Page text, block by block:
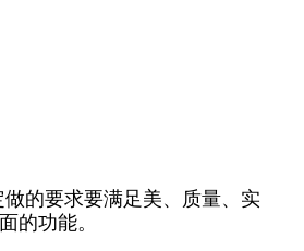
的要求要满足美、质量、实
的功能。